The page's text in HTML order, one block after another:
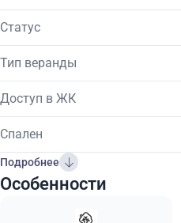
Статус
Тип веранды
Доступ в ЖК
Спален
Подробнее
Особенности